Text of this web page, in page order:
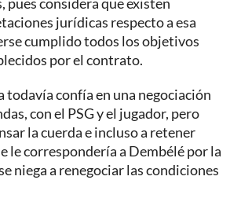
jurídicas respecto a esa
cumplido todos los objetivos
por el contrato.
todavía confía en una negociación
con el PSG y el jugador, pero
la cuerda e incluso a retener
le correspondería a Dembélé por la
niega a renegociar las condiciones